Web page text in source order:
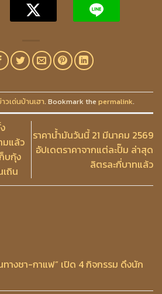
วเด่นบ้านเฮา. Bookmark the permalink.
มแล้ว
บกุ้ง
ถิน
ราคาน้ำมันวันนี้ 21 มีนาคม 2569
อัปเดตราคาจากแต่ละปั๊ม ล่าสุด
ลิตรละกี่บาทแล้ว
ทางชา-กาแฟ” เปิด 4 กิจกรรม ดึงนัก